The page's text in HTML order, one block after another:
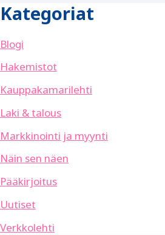
Kategoriat
Blogi
Hakemistot
Kauppakamarilehti
Laki & talous
Markkinointi ja myynti
Näin sen näen
Pääkirjoitus
Uutiset
Verkkolehti